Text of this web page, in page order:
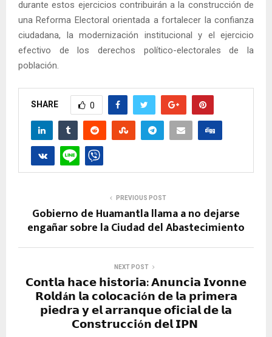
durante estos ejercicios contribuirán a la construcción de
una Reforma Electoral orientada a fortalecer la confianza
ciudadana, la modernización institucional y el ejercicio
efectivo de los derechos político-electorales de la
población.
SHARE 0
PREVIOUS POST
Gobierno de Huamantla llama a no dejarse
engañar sobre la Ciudad del Abastecimiento
NEXT POST
𝗖𝗼𝗻𝘁𝗹𝗮 𝗵𝗮𝗰𝗲 𝗵𝗶𝘀𝘁𝗼𝗿𝗶𝗮: 𝗔𝗻𝘂𝗻𝗰𝗶𝗮 𝗜𝘃𝗼𝗻𝗻𝗲
𝗥𝗼𝗹𝗱á𝗻 𝗹𝗮 𝗰𝗼𝗹𝗼𝗰𝗮𝗰𝗶ó𝗻 𝗱𝗲 𝗹𝗮 𝗽𝗿𝗶𝗺𝗲𝗿𝗮
𝗽𝗶𝗲𝗱𝗿𝗮 𝘆 𝗲𝗹 𝗮𝗿𝗿𝗮𝗻𝗾𝘂𝗲 𝗼𝗳𝗶𝗰𝗶𝗮𝗹 𝗱𝗲 𝗹𝗮
𝗖𝗼𝗻𝘀𝘁𝗿𝘂𝗰𝗰𝗶ó𝗻 𝗱𝗲𝗹 𝗜𝗣𝗡